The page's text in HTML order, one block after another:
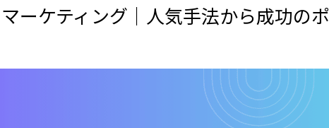
マーケティング｜人気手法から成功の